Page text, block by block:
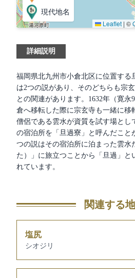
現代地名
Leaflet | ©
詳細説明
福岡県北九州市小倉北区に位置する
は2つの説があり、そのどちらも宗
との関連があります。1632年（寛
倉へ移転した際に宗玄寺も一緒に移
僧侶である雲水が資質を試す場とし
の宿泊所を「旦過寮」と呼んだこと
つの説はその宿泊所に泊まった雲水
た）」に旅立つことから「旦過」と
れています。
関連する
塩尻
シオジリ